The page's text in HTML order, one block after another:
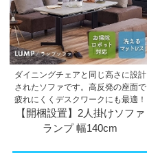
ダイニングチェアと同じ高さに設計
されたソファです。高反発の座面で
疲れにくくデスクワークにも最適！
【開梱設置】2人掛けソファ
ランプ 幅140cm